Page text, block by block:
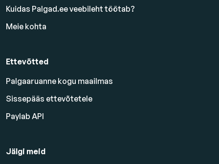
Kuidas Palgad.ee veebileht töötab?
Meie kohta
Ettevõtted
Palgaaruanne kogu maailmas
Sissepääs ettevõtetele
Paylab API
Jälgi meid